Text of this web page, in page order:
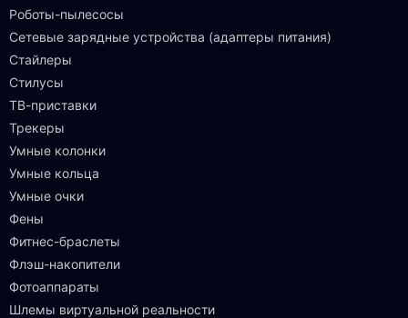
Роботы-пылесосы
Сетевые зарядные устройства (адаптеры питания)
Стайлеры
Стилусы
ТВ-приставки
Трекеры
Умные колонки
Умные кольца
Умные очки
Фены
Фитнес-браслеты
Флэш-накопители
Фотоаппараты
Шлемы виртуальной реальности